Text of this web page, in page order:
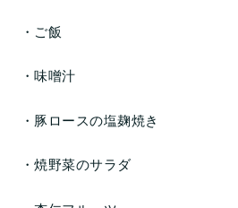
・ご飯
・味噌汁
・豚ロースの塩麹焼き
・焼野菜のサラダ